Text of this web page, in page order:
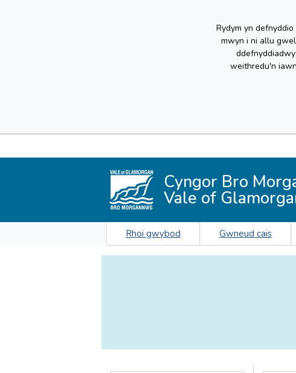
Rydym yn
mwyn i ni allu
weithredu'n
Cyngor Bro
Vale of
Rhoi gwybod Gwneud cais